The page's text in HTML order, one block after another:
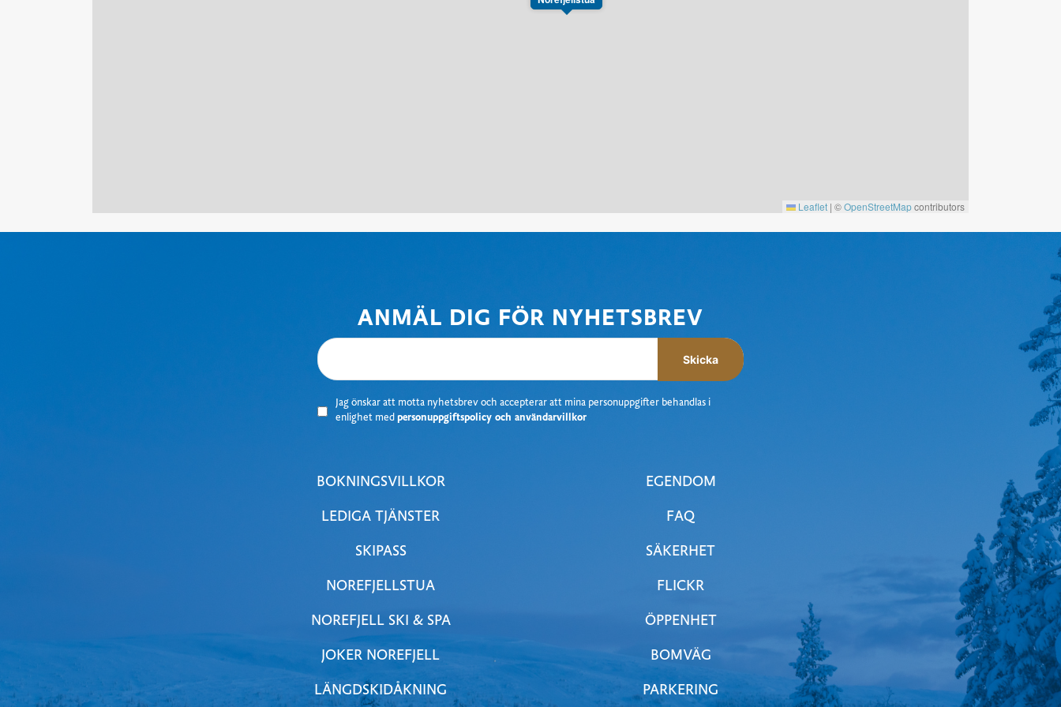
Leaflet | ©OpenStreetMapcontributors
ANMÄL DIG FÖR NYHETSBREV
Jag önskar att motta nyhetsbrev och accepterar att mina personuppgifter behandlas i
enlighet med personuppgiftspolicy och användarvillkor
Skicka
BOKNINGSVILLKOR
LEDIGA TJÄNSTER
SKIPASS
NOREFJELLSTUA
NOREFJELL SKI & SPA
JOKER NOREFJELL
LÄNGDSKIDÅKNING
EGENDOM
FAQ
SÄKERHET
FLICKR
ÖPPENHET
BOMVÄG
PARKERING